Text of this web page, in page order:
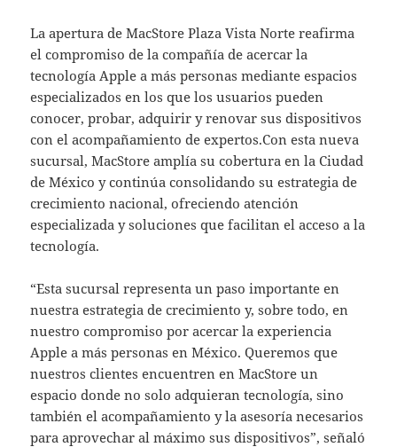
La apertura de MacStore Plaza Vista Norte reafirma
el compromiso de la compañía de acercar la
tecnología Apple a más personas mediante espacios
especializados en los que los usuarios pueden
conocer, probar, adquirir y renovar sus dispositivos
con el acompañamiento de expertos.Con esta nueva
sucursal, MacStore amplía su cobertura en la Ciudad
de México y continúa consolidando su estrategia de
crecimiento nacional, ofreciendo atención
especializada y soluciones que facilitan el acceso a la
tecnología.
“Esta sucursal representa un paso importante en
nuestra estrategia de crecimiento y, sobre todo, en
nuestro compromiso por acercar la experiencia
Apple a más personas en México. Queremos que
nuestros clientes encuentren en MacStore un
espacio donde no solo adquieran tecnología, sino
también el acompañamiento y la asesoría necesarios
para aprovechar al máximo sus dispositivos”, señaló